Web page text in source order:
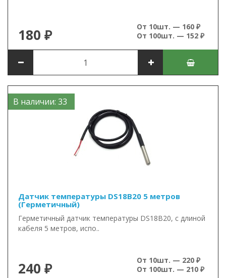
180 ₽
От 10шт. — 160 ₽
От 100шт. — 152 ₽
В наличии: 33
Датчик температуры DS18B20 5 метров
(Герметичный)
Герметичный датчик температуры DS18B20, с длиной
кабеля 5 метров, испо..
240 ₽
От 10шт. — 220 ₽
От 100шт. — 210 ₽